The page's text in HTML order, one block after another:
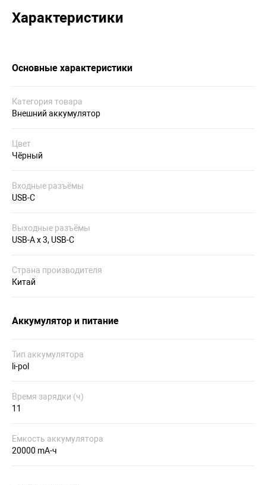
Характеристики
Основные характеристики
Категория товара
Внешний аккумулятор
Цвет
Чёрный
Входные разъёмы
USB-C
Выходные разъёмы
USB-A x 3, USB-C
Страна производителя
Китай
Аккумулятор и питание
Тип аккумулятора
li-pol
Время зарядки (ч)
11
Емкость аккумулятора
20000 mA-ч